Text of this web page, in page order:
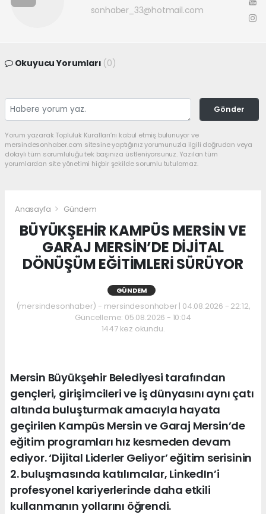
sonhaber_33@hotmail.com
Okuyucu Yorumları (0)
Gönder
Yorum yazarak Topluluk Kuralları’nı kabul etmiş bulunuyor ve
mersindesonhaber.com sitesine yaptığınız yorumunuzla ilgili doğrudan veya
dolaylı tüm sorumluluğu tek başınıza üstleniyorsunuz. Yazılan tüm
yorumlardan site yönetimi hiçbir şekilde sorumlu tutulamaz.
Anasayfa Gündem
BÜYÜKŞEHİR KAMPÜS MERSİN VE
GARAJ MERSİN’DE DİJİTAL
DÖNÜŞÜM EĞİTİMLERİ SÜRÜYOR
GÜNDEM
(mersindesonhaber) - mersindesonhaber | 04.08.2026 - 22:12,
Güncelleme: 05.08.2026 - 10:04
1447 kez okundu.
Mersin Büyükşehir Belediyesi tarafından
gençleri, girişimcileri ve iş dünyasını aynı çatı
altında buluşturmak amacıyla hayata
geçirilen Kampüs Mersin ve Garaj Mersin’de
eğitim programları hız kesmeden devam
ediyor. ‘Dijital Liderler Geliyor’ eğitim serisinin
2. buluşmasında katılımcılar, LinkedIn’i
profesyonel kariyerlerinde daha etkili
kullanmanın yollarını öğrendi.